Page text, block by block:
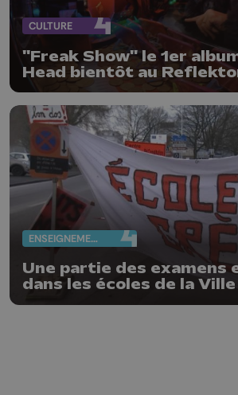
CULTURE
"Freak Show" le 1er
Head bientôt au
ENSEIGNEMENT
Une partie des examens
dans les écoles de la